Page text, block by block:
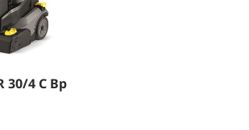
30/4 C Bp